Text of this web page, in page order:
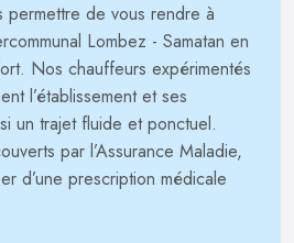
permettre de vous rendre à
Lombez - Samatan en
Nos chauffeurs expérimentés
l’établissement et ses
un trajet fluide et ponctuel.
par l’Assurance Maladie,
d’une prescription médicale